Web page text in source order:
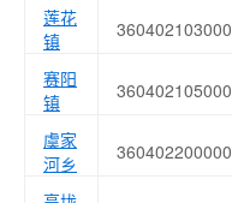
莲花
镇
360402103000
赛阳
镇
360402105000
虞家
河乡
360402200000